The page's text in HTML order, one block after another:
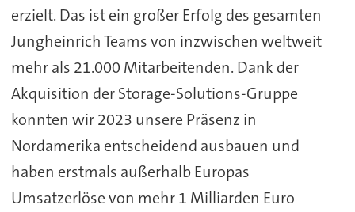
erzielt. Das ist ein großer Erfolg des gesamten
Jungheinrich Teams von inzwischen weltweit
mehr als 21.000 Mitarbeitenden. Dank der
Akquisition der Storage-Solutions-Gruppe
konnten wir 2023 unsere Präsenz in
Nordamerika entscheidend ausbauen und
haben erstmals außerhalb Europas
Umsatzerlöse von mehr 1 Milliarden Euro